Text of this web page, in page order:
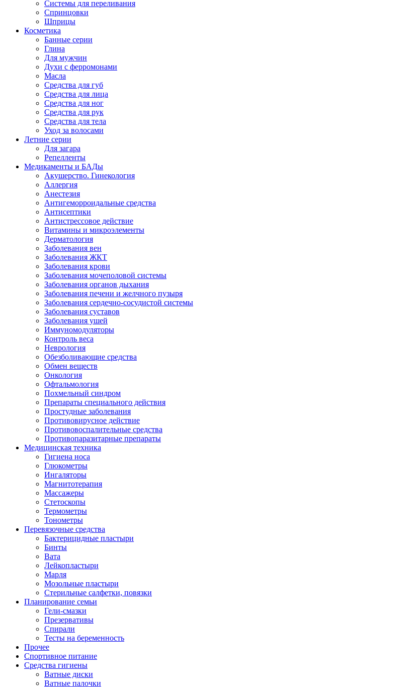
Системы для переливания
Спринцовки
Шприцы
Косметика
Банные серии
Глина
Для мужчин
Духи с ферромонами
Масла
Средства для губ
Средства для лица
Средства для ног
Средства для рук
Средства для тела
Уход за волосами
Летние серии
Для загара
Репелленты
Медикаменты и БАДы
Акушерство. Гинекология
Аллергия
Анестезия
Антигеморроидальные средства
Антисептики
Антистрессовое действие
Витамины и микроэлементы
Дерматология
Заболевания вен
Заболевания ЖКТ
Заболевания крови
Заболевания мочеполовой системы
Заболевания органов дыхания
Заболевания печени и желчного пузыря
Заболевания сердечно-сосудистой системы
Заболевания суставов
Заболевания ушей
Иммуномодуляторы
Контроль веса
Неврология
Обезболивающие средства
Обмен веществ
Онкология
Офтальмология
Похмельный синдром
Препараты специального действия
Простудные заболевания
Противовирусное действие
Противовоспалительные средства
Противопаразитарные препараты
Медицинская техника
Гигиена носа
Глюкометры
Ингаляторы
Магнитотерапия
Массажеры
Стетоскопы
Термометры
Тонометры
Перевязочные средства
Бактерицидные пластыри
Бинты
Вата
Лейкопластыри
Марля
Мозольные пластыри
Стерильные салфетки, повязки
Планирование семьи
Гели-смазки
Презервативы
Спирали
Тесты на беременность
Прочее
Спортивное питание
Средства гигиены
Ватные диски
Ватные палочки